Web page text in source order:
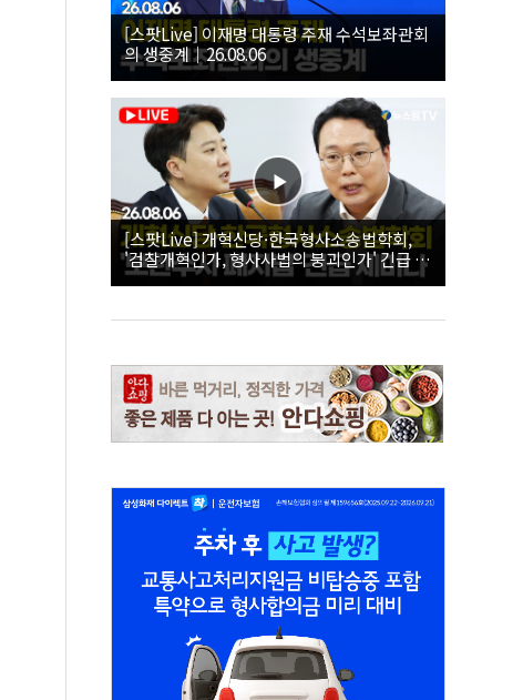
[스팟Live] 이재명 대통령 주재 수석보좌관회
의 생중계｜26.08.06
[스팟Live] 개혁신당·한국형사소송법학회,
'검찰개혁인가, 형사사법의 붕괴인가' 긴급 세
미나｜26.08.06